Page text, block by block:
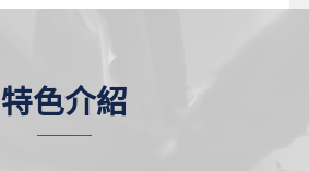
特色介紹